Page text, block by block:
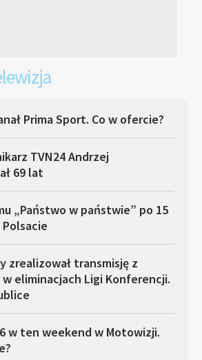
Prima Sport. Co w ofercie?
TVN24 Andrzej
69 lat
„Państwo w państwie” po 15
zrealizował transmisję z
w eliminacjach Ligi Konferencji.
w ten weekend w Motowizji.